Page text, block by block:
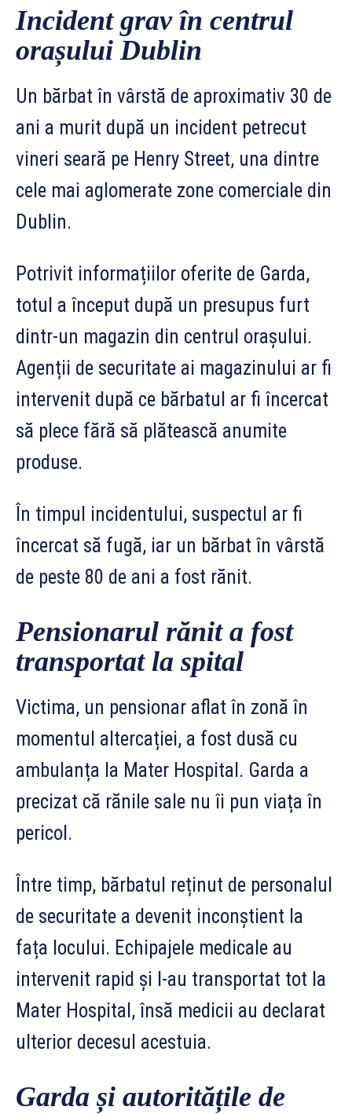
Incident grav în centrul
orașului Dublin
Un bărbat în vârstă de aproximativ 30 de
ani a murit după un incident petrecut
vineri seară pe Henry Street, una dintre
cele mai aglomerate zone comerciale din
Dublin.
Potrivit informațiilor oferite de Garda,
totul a început după un presupus furt
dintr-un magazin din centrul orașului.
Agenții de securitate ai magazinului ar fi
intervenit după ce bărbatul ar fi încercat
să plece fără să plătească anumite
produse.
În timpul incidentului, suspectul ar fi
încercat să fugă, iar un bărbat în vârstă
de peste 80 de ani a fost rănit.
Pensionarul rănit a fost
transportat la spital
Victima, un pensionar aflat în zonă în
momentul altercației, a fost dusă cu
ambulanța la Mater Hospital. Garda a
precizat că rănile sale nu îi pun viața în
pericol.
Între timp, bărbatul reținut de personalul
de securitate a devenit inconștient la
fața locului. Echipajele medicale au
intervenit rapid și l-au transportat tot la
Mater Hospital, însă medicii au declarat
ulterior decesul acestuia.
Garda și autoritățile de